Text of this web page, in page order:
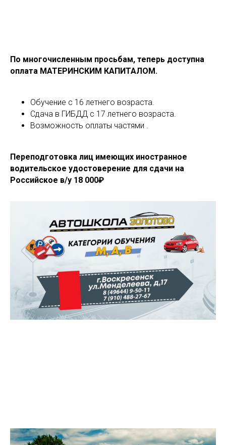
По многочисленным просьбам, теперь доступна
оплата МАТЕРИНСКИМ КАПИТАЛОМ.
Обучение с 16 летнего возраста.
Сдача в ГИБДД с 17 летнего возраста.
Возможность оплаты частями .
Переподготовка лиц имеющих иностранное
водительское удостоверение для сдачи на
Российское в/у 18 000₽